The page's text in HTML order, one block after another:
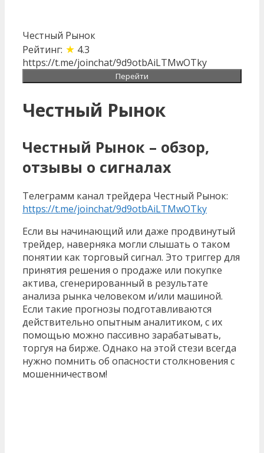
Честный Рынок
Рейтинг: ★ 4.3
https://t.me/joinchat/9d9otbAiLTMwOTky
Перейти
Честный Рынок
Честный Рынок – обзор,
отзывы о сигналах
Телеграмм канал трейдера Честный Рынок:
https://t.me/joinchat/9d9otbAiLTMwOTky
Если вы начинающий или даже продвинутый
трейдер, наверняка могли слышать о таком
понятии как торговый сигнал. Это триггер для
принятия решения о продаже или покупке
актива, сгенерированный в результате
анализа рынка человеком и/или машиной.
Если такие прогнозы подготавливаются
действительно опытным аналитиком, с их
помощью можно пассивно зарабатывать,
торгуя на бирже. Однако на этой стези всегда
нужно помнить об опасности столкновения с
мошенничеством!